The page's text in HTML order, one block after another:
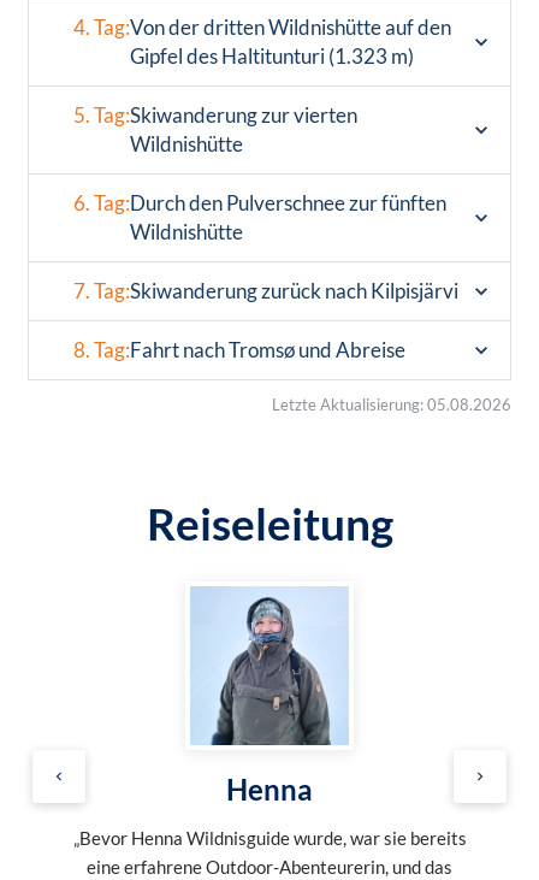
4. Tag:Von der dritten Wildnishütte auf den
Gipfel des Haltitunturi (1.323 m)
5. Tag:Skiwanderung zur vierten
Wildnishütte
6. Tag:Durch den Pulverschnee zur fünften
Wildnishütte
7. Tag:Skiwanderung zurück nach Kilpisjärvi
8. Tag:Fahrt nach Tromsø und Abreise
Letzte Aktualisierung: 05.08.2026
Reiseleitung
Henna
„Bevor Henna Wildnisguide wurde, war sie bereits
eine erfahrene Outdoor-Abenteurerin, und das